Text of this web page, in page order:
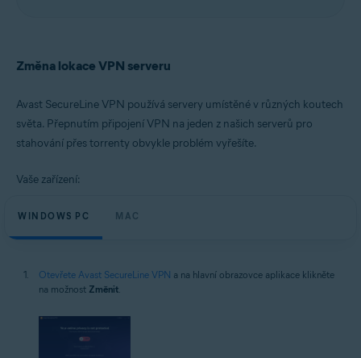
Apple macOS 10.15.x (Catalina)
Apple macOS 10.12.x (Sierra)
Změna lokace VPN serveru
Avast SecureLine VPN používá servery umístěné v různých koutech
světa. Přepnutím připojení VPN na jeden z našich serverů pro
stahování přes torrenty obvykle problém vyřešíte.
Vaše zařízení:
WINDOWS PC MAC
Otevřete Avast SecureLine VPN a na hlavní obrazovce aplikace klikněte
na možnost Změnit.